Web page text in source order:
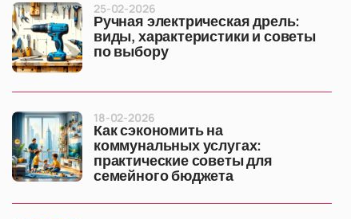
Ручная электрическая дрель:
виды, характеристики и советы
по выбору
25-02-2026
Как сэкономить на
коммунальных услугах:
практические советы для
семейного бюджета
18-02-2026